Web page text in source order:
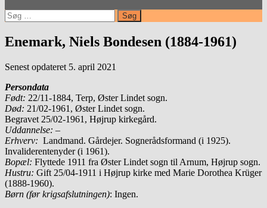
Søg
efter:
Enemark, Niels Bondesen (1884-1961)
Senest opdateret 5. april 2021
Persondata
Født: 22/11-1884, Terp, Øster Lindet sogn.
Død: 21/02-1961, Øster Lindet sogn.
Begravet 25/02-1961, Højrup kirkegård.
Uddannelse: –
Erhverv: Landmand. Gårdejer. Sognerådsformand (i 1925).
Invaliderentenyder (i 1961).
Bopæl: Flyttede 1911 fra Øster Lindet sogn til Arnum, Højrup sogn.
Hustru: Gift 25/04-1911 i Højrup kirke med Marie Dorothea Krüger
(1888-1960).
Børn (før krigsafslutningen): Ingen.